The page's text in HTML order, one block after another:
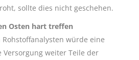
sollte dies nicht geschehen.
Osten hart treffen
würde eine
Versorgung weiter Teile der